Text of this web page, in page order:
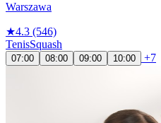
Warszawa
★4.3 (546)
TenisSquash
07:00 08:00 09:00 10:00 +7